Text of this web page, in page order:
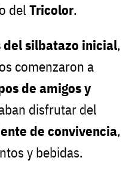
del Tricolor.
del silbatazo inicial,
comenzaron a
de amigos y
disfrutar del
de convivencia,
y bebidas.